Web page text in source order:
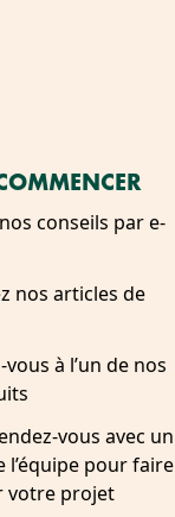
conseils par e-
nos articles de
à l’un de nos
vous avec un
l’équipe pour faire
votre projet